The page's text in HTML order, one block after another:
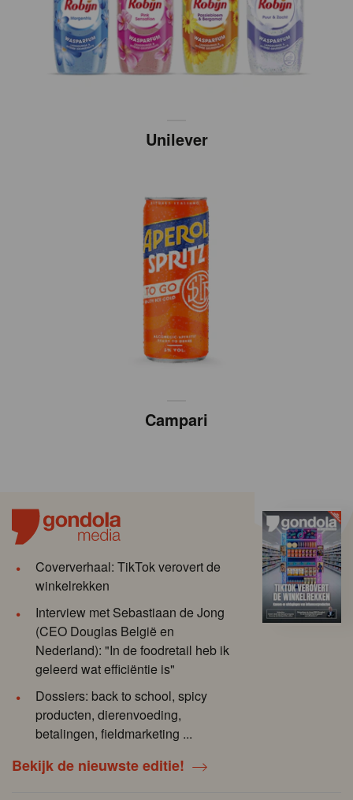
Unilever
Campari
Coververhaal: TikTok verovert de
winkelrekken
Interview met Sebastiaan de Jong
(CEO Douglas België en
Nederland): "In de foodretail heb ik
geleerd wat efficiëntie is"
Dossiers: back to school, spicy
producten, dierenvoeding,
betalingen, fieldmarketing ...
Bekijk de nieuwste editie!